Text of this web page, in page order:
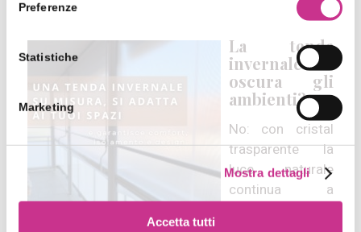
Preferenze
Statistiche
Marketing
Mostra dettagli
Accetta tutti
La tenda
invernale
oscura gli
ambienti?
No: con cristal
trasparente la
luce naturale
continua a